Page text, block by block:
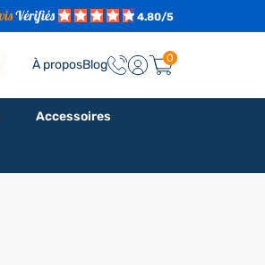
4.80/5
À proposBlog 0
Accessoires